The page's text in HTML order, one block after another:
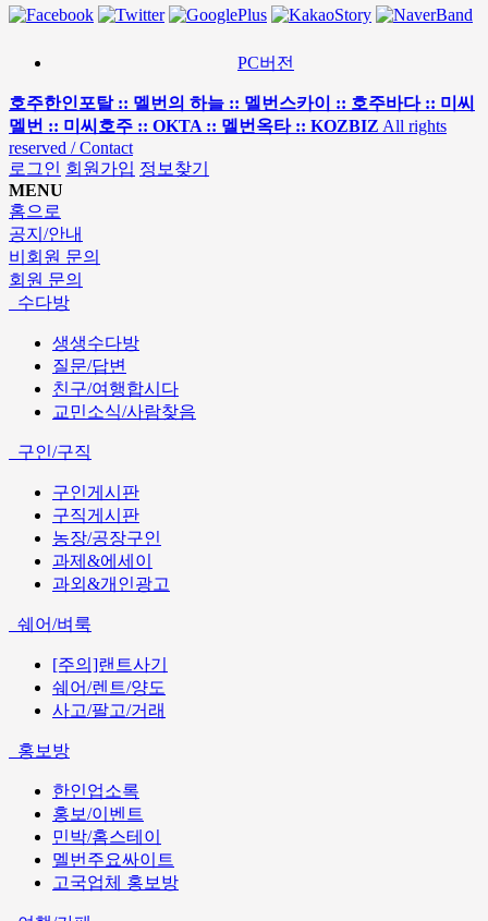
PC버전
호주한인포탈 :: 멜번의 하늘 :: 멜번스카이 :: 호주바다 :: 미씨
멜번 :: 미씨호주 :: OKTA :: 멜번옥타 :: KOZBIZ All rights
reserved / Contact
로그인 회원가입 정보찾기
MENU
홈으로
공지/안내
비회원 문의
회원 문의
수다방
생생수다방
질문/답변
친구/여행합시다
교민소식/사람찾음
구인/구직
구인게시판
구직게시판
농장/공장구인
과제&에세이
과외&개인광고
쉐어/벼룩
[주의]랜트사기
쉐어/렌트/양도
사고/팔고/거래
홍보방
한인업소록
홍보/이벤트
민박/홈스테이
멜번주요싸이트
고국업체 홍보방